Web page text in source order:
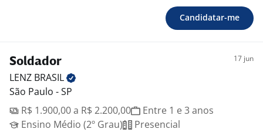
Candidatar-me
Soldador 17 jun
LENZ BRASIL
São Paulo - SP
R$ 1.900,00 a R$ 2.200,00
Entre 1 e 3 anos
Ensino Médio (2º Grau)
Presencial